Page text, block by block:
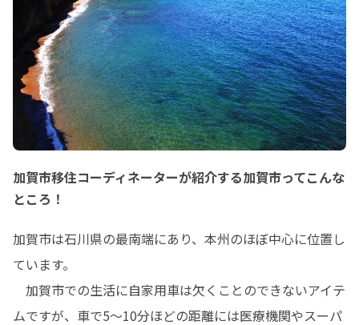
加賀市移住コーディネーターが紹介する加賀市ってこんな
ところ！
加賀市は石川県の最南端にあり、本州のほぼ中心に位置し
ています。
加賀市での生活に自家用車は欠くことのできないアイテ
ムですが、車で5～10分ほどの距離には医療機関やスーパ